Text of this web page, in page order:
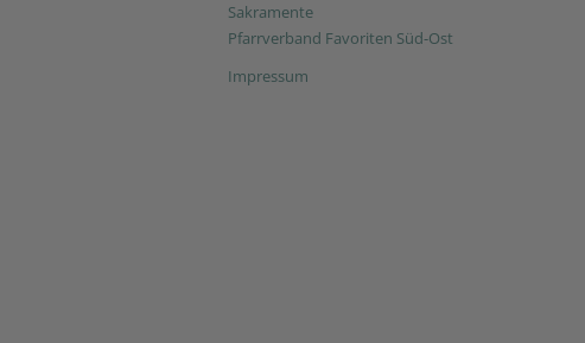
Sakramente
Pfarrverband Favoriten Süd-Ost
Impressum